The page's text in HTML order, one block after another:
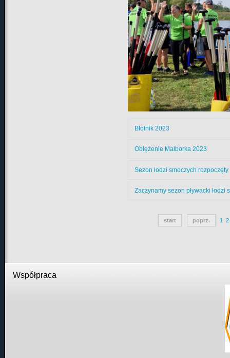
Błotnik 2023
Oblężenie Malborka 2023
Sezon łodzi smoczych rozpoczęty
Zaczynamy sezon pływacki łodzi
start poprz. 1 2
Współpraca